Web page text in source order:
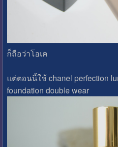
ก็ถือว่าโอเค
แต่ตอนนี้ใช้ chanel perfection
foundation double wear